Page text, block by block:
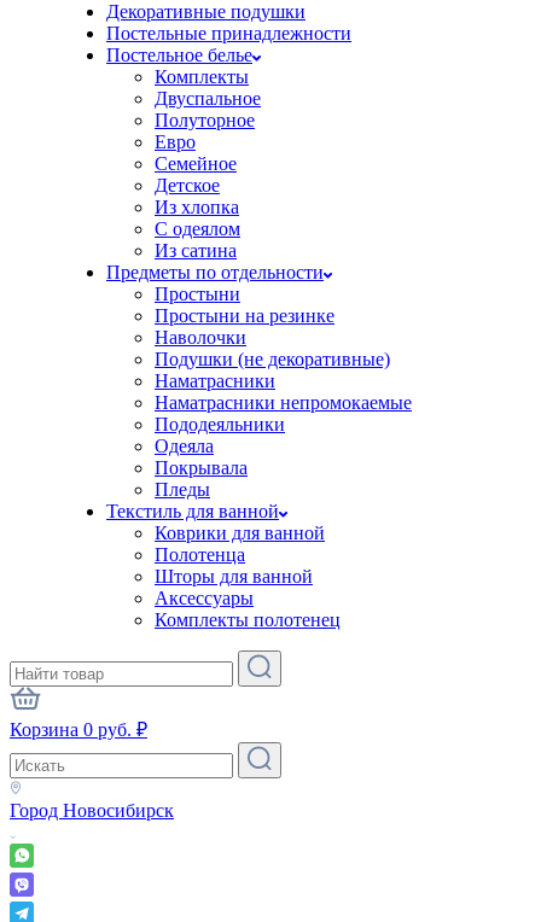
Декоративные подушки
Постельные принадлежности
Постельное белье
Комплекты
Двуспальное
Полуторное
Евро
Семейное
Детское
Из хлопка
С одеялом
Из сатина
Предметы по отдельности
Простыни
Простыни на резинке
Наволочки
Подушки (не декоративные)
Наматрасники
Наматрасники непромокаемые
Пододеяльники
Одеяла
Покрывала
Пледы
Текстиль для ванной
Коврики для ванной
Полотенца
Шторы для ванной
Аксессуары
Комплекты полотенец
Корзина 0 руб. ₽
Город Новосибирск